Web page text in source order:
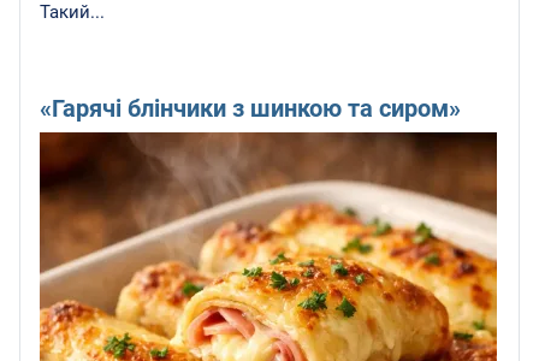
Такий...
«Гарячі блінчики з шинкою та сиром»